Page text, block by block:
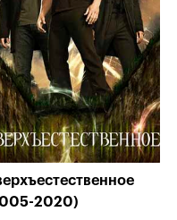
2020)